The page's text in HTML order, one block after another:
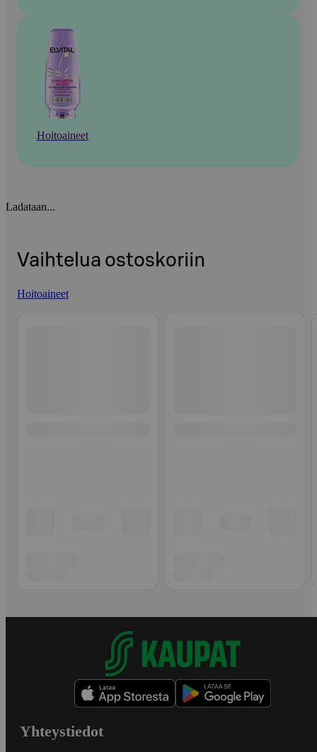
Hoitoaineet
Ladataan...
Vaihtelua ostoskoriin
Hoitoaineet
Yhteystiedot